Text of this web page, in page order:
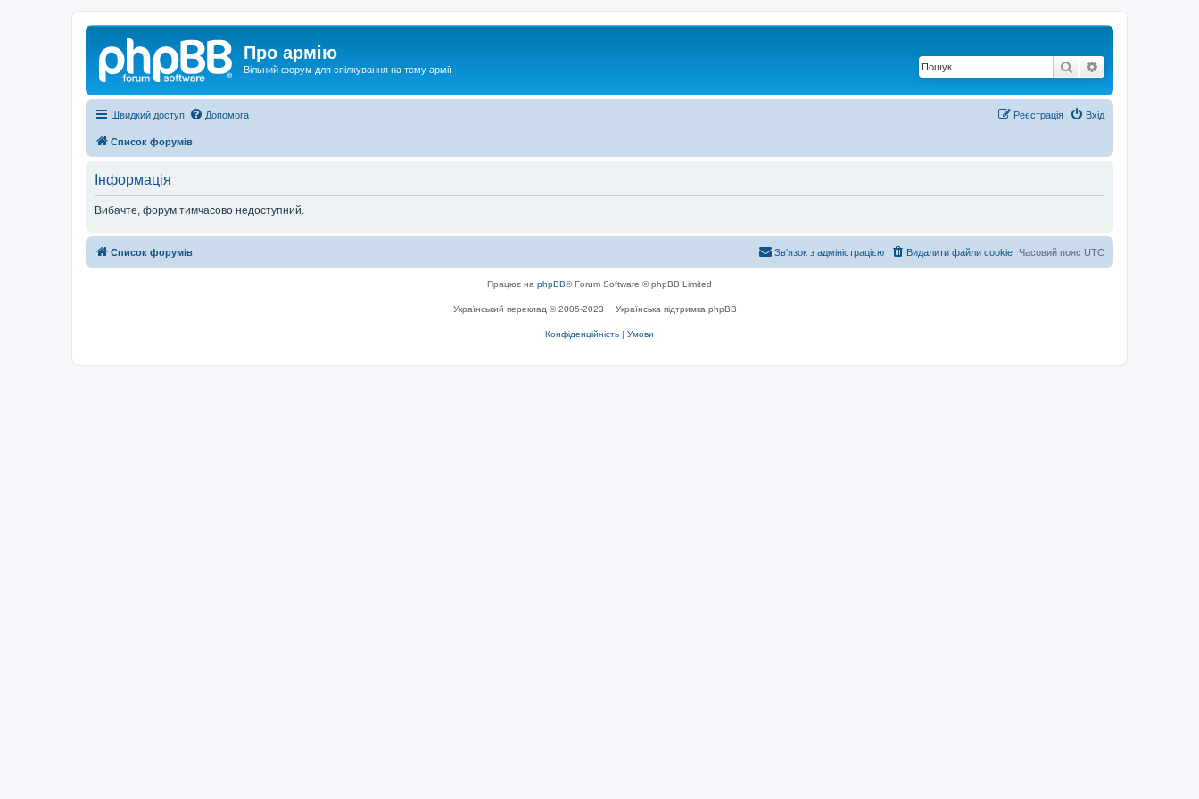
Про армію
Вільний форум для спілкування на тему армії Пошук
Швидкий доступ Допомога Вхід
Реєстрація
Список форумів
Інформація
Вибачте, форум тимчасово недоступний.
Список форумів Часовий пояс UTC
Видалити файли cookie
Зв'язок з адміністрацією
Працює на phpBB® Forum Software © phpBB Limited
Український переклад © 2005-2023 Українська підтримка phpBB
Конфіденційність | Умови